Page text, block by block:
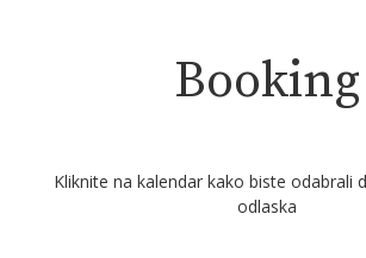
Booking
Kliknite na kalendar kako biste odabrali
odlaska